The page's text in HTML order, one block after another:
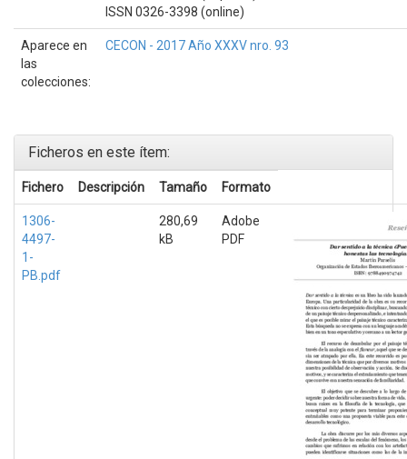
ISSN 0326-3398 (online)
Aparece en
las
colecciones:
CECON - 2017 Año XXXV nro. 93
Ficheros en este ítem:
Fichero Descripción Tamaño Formato
1306-
4497-
1-
PB.pdf
280,69
kB
Adobe
PDF